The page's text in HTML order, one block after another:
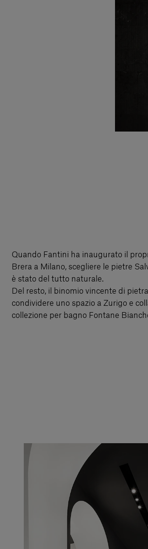
Quando Fantini ha inaugurato il
Brera a Milano, scegliere le pietre
è stato del tutto naturale.
Del resto, il binomio vincente di
condividere uno spazio a Zurigo e
collezione per bagno Fontane